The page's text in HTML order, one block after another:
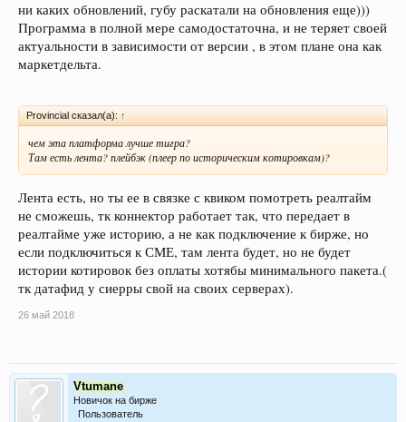
ни каких обновлений, губу раскатали на обновления еще)))
Программа в полной мере самодостаточна, и не теряет своей
актуальности в зависимости от версии , в этом плане она как
маркетдельта.
Provincial сказал(а): ↑
чем эта платформа лучше тигра?
Там есть лента? плейбэк (плеер по историческим котировкам)?
Лента есть, но ты ее в связке с квиком помотреть реалтайм
не сможешь, тк коннектор работает так, что передает в
реалтайме уже историю, а не как подключение к бирже, но
если подключиться к СМЕ, там лента будет, но не будет
истории котировок без оплаты хотябы минимального пакета.(
тк датафид у сиерры свой на своих серверах).
26 май 2018
Vtumane
Новичок на бирже
Пользователь